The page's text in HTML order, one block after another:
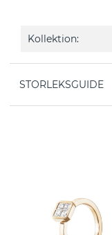
Kollektion:
STORLEKSGUIDE